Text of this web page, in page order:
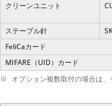
クリーンユニット
ステープル針
FeliCaカード
MIFARE（UID）カード
※ オプション複数取付の場合は、